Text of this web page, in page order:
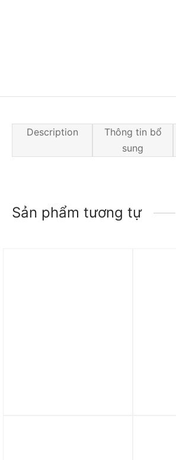
Description
Thông tin bổ
sung
Sản phẩm tương tự